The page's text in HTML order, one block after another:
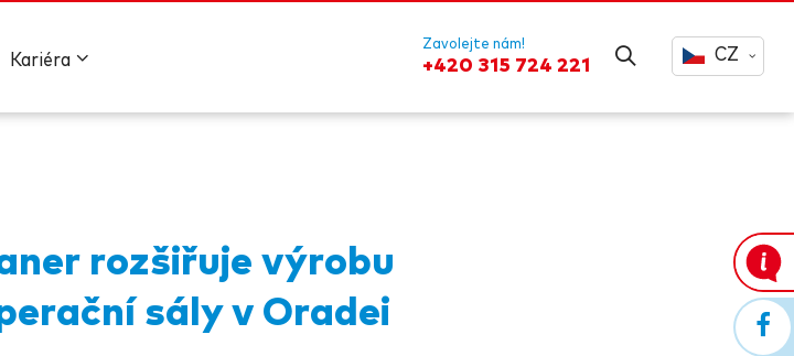
CZ
Zavolejte nám!
+420 315 724 221
Kariéra
rozšiřuje výrobu
sály v Oradei